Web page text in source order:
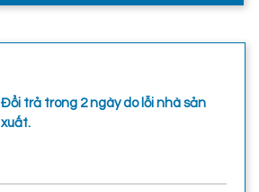
Đổi trả trong 2 ngày do lỗi nhà sản
xuất.